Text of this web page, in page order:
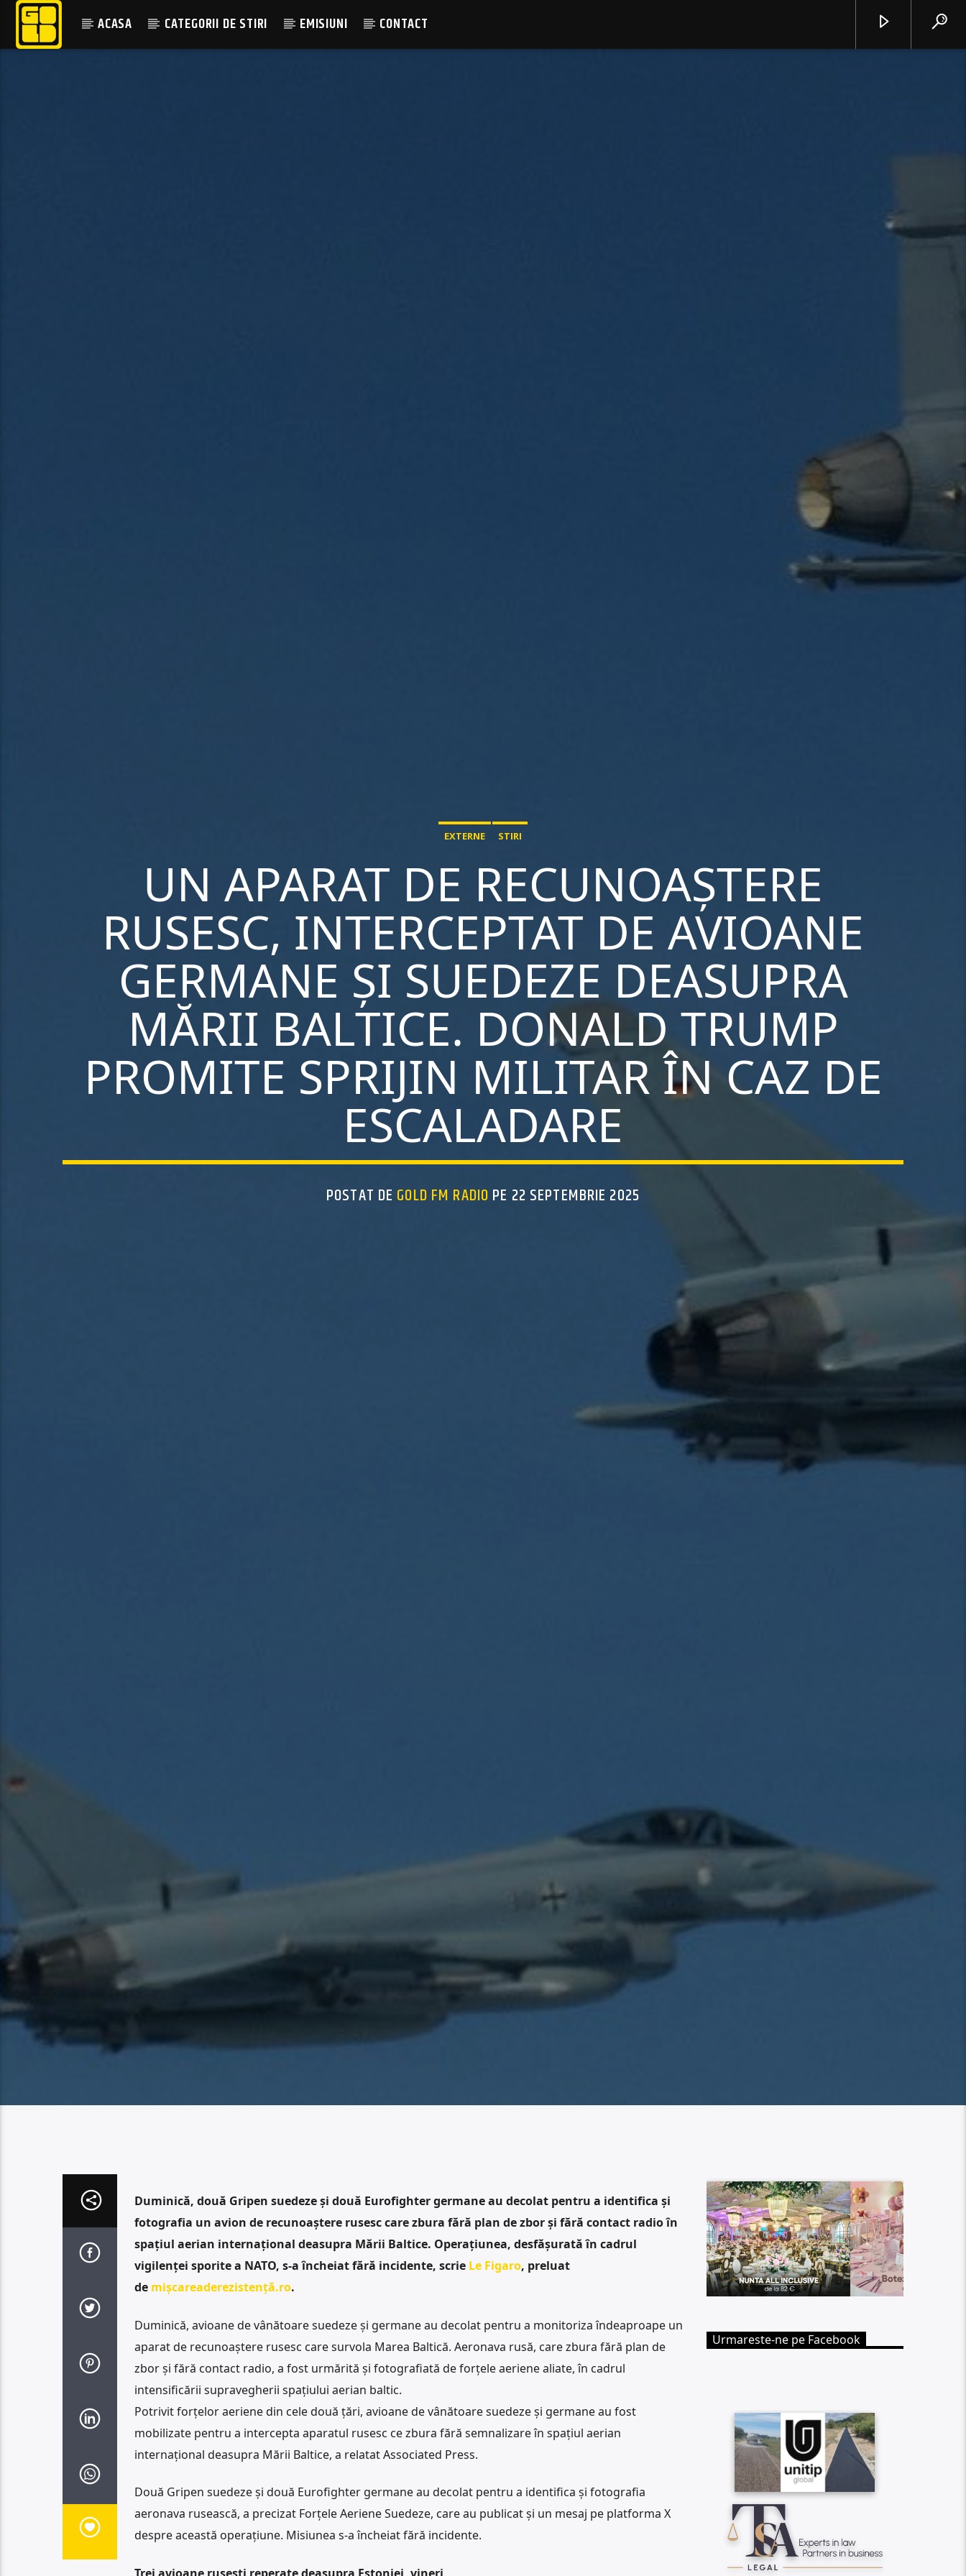
ACASA CATEGORII DE STIRI EMISIUNI CONTACT
EXTERNE STIRI
UN APARAT DE RECUNOAȘTERE
RUSESC, INTERCEPTAT DE AVIOANE
GERMANE ȘI SUEDEZE DEASUPRA
MĂRII BALTICE. DONALD TRUMP
PROMITE SPRIJIN MILITAR ÎN CAZ DE
ESCALADARE
POSTAT DE GOLD FM RADIO PE 22 SEPTEMBRIE 2025
Duminică, două Gripen suedeze și două Eurofighter germane au decolat pentru a identifica și
fotografia un avion de recunoaștere rusesc care zbura fără plan de zbor și fără contact radio în
spațiul aerian internațional deasupra Mării Baltice. Operațiunea, desfășurată în cadrul
vigilenței sporite a NATO, s-a încheiat fără incidente, scrie Le Figaro, preluat
de mișcareaderezistență.ro.
Duminică, avioane de vânătoare suedeze și germane au decolat pentru a monitoriza îndeaproape un
aparat de recunoaștere rusesc care survola Marea Baltică. Aeronava rusă, care zbura fără plan de
zbor și fără contact radio, a fost urmărită și fotografiată de forțele aeriene aliate, în cadrul
intensificării supravegherii spațiului aerian baltic.
Potrivit forțelor aeriene din cele două țări, avioane de vânătoare suedeze și germane au fost
mobilizate pentru a intercepta aparatul rusesc ce zbura fără semnalizare în spațiul aerian
internațional deasupra Mării Baltice, a relatat Associated Press.
Două Gripen suedeze și două Eurofighter germane au decolat pentru a identifica și fotografia
aeronava rusească, a precizat Forțele Aeriene Suedeze, care au publicat și un mesaj pe platforma X
despre această operațiune. Misiunea s-a încheiat fără incidente.
Trei avioane rusești reperate deasupra Estoniei, vineri
Urmareste-ne pe Facebook